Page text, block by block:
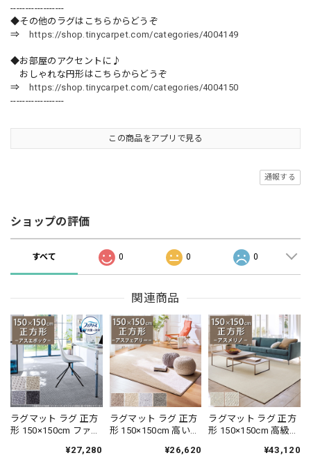
------------------
◆その他のラグはこちらからどうぞ
⇒
https://shop.tinycarpet.com/categories/4004149
◆お部屋のアクセントに♪
おしゃれな円形はこちらからどうぞ
⇒
https://shop.tinycarpet.com/categories/4004150
------------------
この商品をアプリで見る
通報する
ショップの評価
すべて 0 0 0
関連商品
ラグマット ラグ 正方
形 150×150cm ファブ
「消臭＋抗菌」のダ
¥27,280
ラグマット ラグ 正方
形 150×150cm 高い耐
性の防汚カーペッ¥26,620
ラグマット ラグ 正方
形 150×150cm 高級な
だけを使用したウー
¥43,120